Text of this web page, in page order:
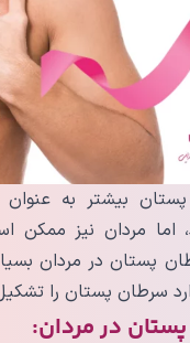
بیشتر به عنوان
اما مردان نیز ممکن
پستان در مردان
در مردان: